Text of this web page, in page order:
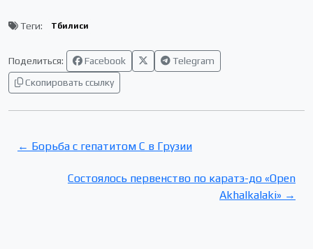
Теги: Тбилиси
Поделиться: Facebook
Telegram
Скопировать ссылку
← Борьба с гепатитом С в Грузии
Состоялось первенство по каратэ-до «Open
Akhalkalaki» →